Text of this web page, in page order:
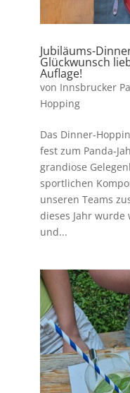
Jubiläums-
Glückwunsch
Auflage!
von Innsbrucker
Hopping
Das Dinner-
fest zum Panda-
grandiose
sportlichen
unseren Teams
dieses Jahr wurde
und...